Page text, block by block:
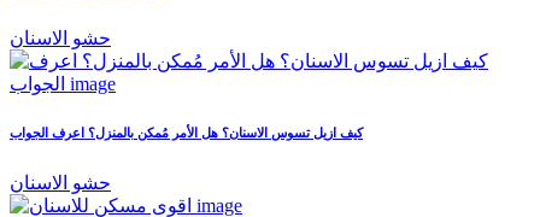
حشو الاسنان
كيف ازيل تسوس الاسنان؟ هل الأمر مُمكن بالمنزل؟ اعرف الجواب
حشو الاسنان